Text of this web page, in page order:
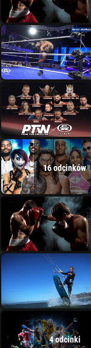
16 odcinków
4 odcinki